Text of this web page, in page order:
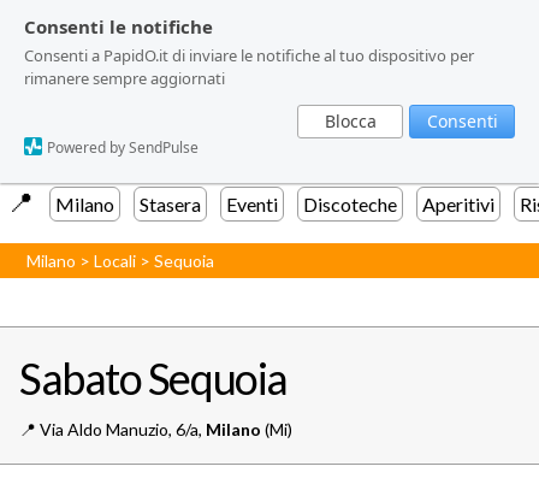
Consenti le notifiche
Consenti a PapidO.it di inviare le notifiche al tuo dispositivo per
rimanere sempre aggiornati
Blocca Consenti
Powered by SendPulse
Consenti le notifiche
Consenti a PapidO.it di inviare le notifiche al tuo dispositivo per
rimanere sempre aggiornati
Blocca Consenti
Powered by SendPulse
📍️ Milano Stasera Eventi Discoteche Aperitivi
Milano >Locali >Sequoia
Sabato Sequoia
📍️ Via Aldo Manuzio, 6/a, Milano (Mi)